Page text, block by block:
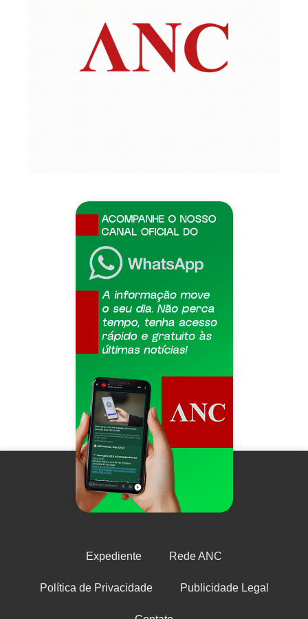
Expediente Rede ANC
Política de Privacidade Publicidade Legal